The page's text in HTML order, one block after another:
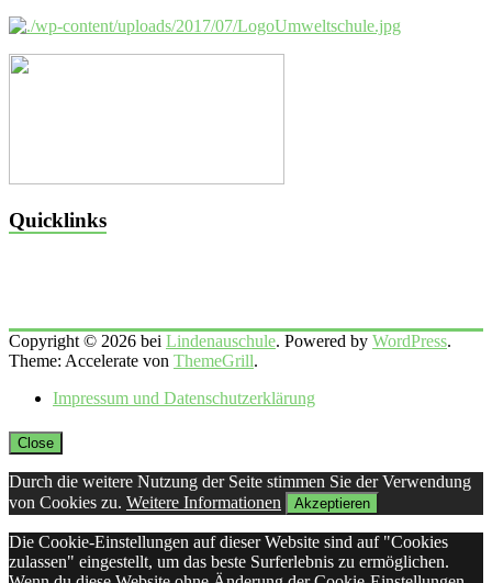
Quicklinks
Copyright © 2026 bei Lindenauschule. Powered by WordPress.
Theme: Accelerate von ThemeGrill.
Impressum und Datenschutzerklärung
Close
Durch die weitere Nutzung der Seite stimmen Sie der Verwendung
von Cookies zu. Weitere Informationen Akzeptieren
Die Cookie-Einstellungen auf dieser Website sind auf "Cookies
zulassen" eingestellt, um das beste Surferlebnis zu ermöglichen.